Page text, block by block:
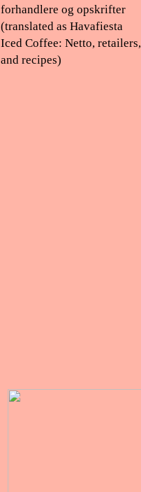
forhandlere og opskrifter
(translated as Havafiesta
Iced Coffee: Netto, retailers,
and recipes)